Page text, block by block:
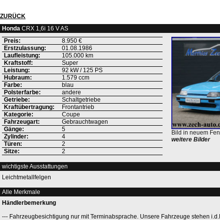
ZURÜCK
Honda CRX 1,6i 16 V AS
Preis:
8.950 €
Erstzulassung:
01.08.1986
Laufleistung:
105.000 km
Kraftstoff:
Super
Leistung:
92 kW / 125 PS
Hubraum:
1.579 ccm
Farbe:
blau
Polsterfarbe:
andere
Getriebe:
Schaltgetriebe
Kraftübertragung:
Frontantrieb
Kategorie:
Coupe
Fahrzeugart:
Gebrauchtwagen
Gänge:
5
Zylinder:
4
Türen:
2
Sitze:
2
Bild in neuem
weitere Bilder
wichtigste Ausstattungen
Leichtmetallfelgen
Alle Merkmale
Händlerbemerkung
--- Fahrzeugbesichtigung nur mit Terminabsprache. Unsere Fahrzeuge stehen